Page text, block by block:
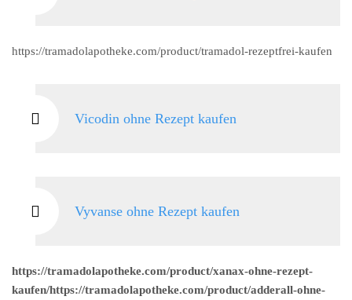
https://tramadolapotheke.com/product/tramadol-rezeptfrei-kaufen
Vicodin ohne Rezept kaufen
Vyvanse ohne Rezept kaufen
https://tramadolapotheke.com/product/xanax-ohne-rezept-
kaufen/https://tramadolapotheke.com/product/adderall-ohne-